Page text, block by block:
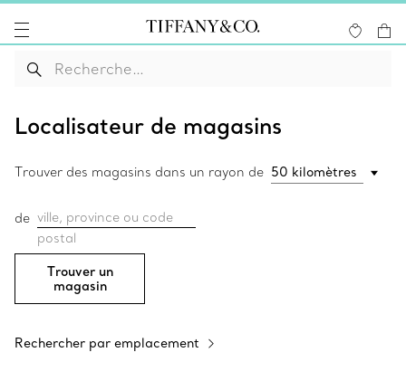
Localisateur de magasins
Trouver des magasins dans un rayon de
de ville, province ou code
postal
Trouver un
magasin
Rechercher par emplacement